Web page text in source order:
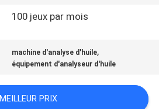
100 jeux par mois
machine d'analyse d'huile,
équipement d'analyseur d'huile
MEILLEUR PRIX